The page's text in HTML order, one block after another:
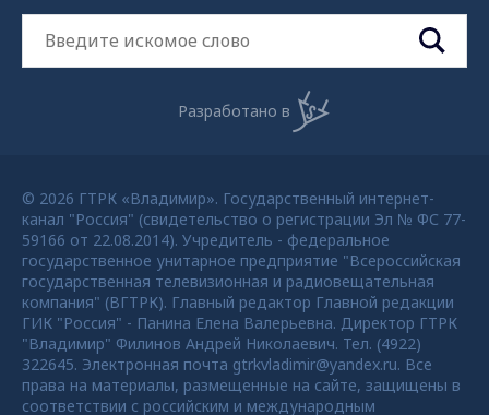
Разработано в
© 2026 ГТРК «Владимир». Государственный интернет-
канал "Россия" (свидетельство о регистрации Эл № ФС 77-
59166 от 22.08.2014). Учредитель - федеральное
государственное унитарное предприятие "Всероссийская
государственная телевизионная и радиовещательная
компания" (ВГТРК). Главный редактор Главной редакции
ГИК "Россия" - Панина Елена Валерьевна. Директор ГТРК
"Владимир" Филинов Андрей Николаевич. Тел. (4922)
322645. Электронная почта gtrkvladimir@yandex.ru. Все
права на материалы, размещенные на сайте, защищены в
соответствии с российским и международным